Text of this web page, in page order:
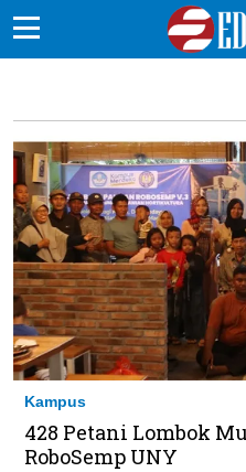
Vokasi
Kampus
Idea
Sains
EduDana
Ikuti
Kampus
428 Petani Lombok
RoboSemp UNY